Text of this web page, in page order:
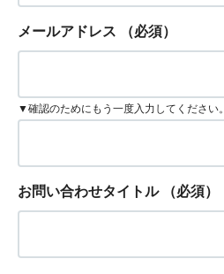
メールアドレス （必須）
▼確認のためにもう一度入力してください。
お問い合わせタイトル （必須）